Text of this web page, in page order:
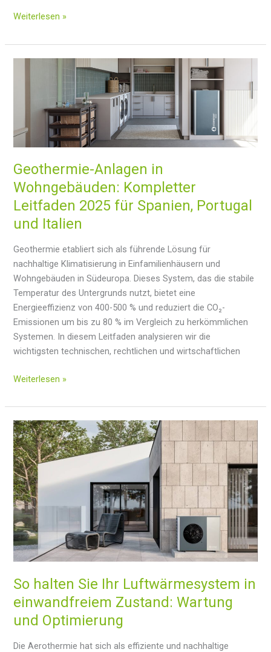
Ecoforest
die
erste
Überhitzer
auf
den
Markt:
Warmwasser
bis
zu
80ºC
zusätzliche
Kosten
Weiterlesen »
Geothermie-Anlagen in
Wohngebäuden: Kompletter
Leitfaden 2025 für Spanien, Portugal
und Italien
Geothermie etabliert sich als führende Lösung für
nachhaltige Klimatisierung in Einfamilienhäusern und
Wohngebäuden in Südeuropa. Dieses System, das die stabile
Temperatur des Untergrunds nutzt, bietet eine
Energieeffizienz von 400-500 % und reduziert die CO₂-
Emissionen um bis zu 80 % im Vergleich zu herkömmlichen
Systemen. In diesem Leitfaden analysieren wir die
wichtigsten technischen, rechtlichen und wirtschaftlichen
Geothermie-
in
Wohngebäuden:
Kompletter
Leitfaden
2025
für
Spanien,
Portugal
und
Italien
Weiterlesen »
So halten Sie Ihr Luftwärmesystem in
einwandfreiem Zustand: Wartung
und Optimierung
Die Aerothermie hat sich als effiziente und nachhaltige